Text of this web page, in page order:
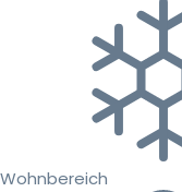
Wohnbereich